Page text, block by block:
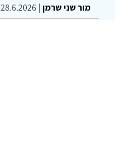
מור שני שרמן |
28.6.2026